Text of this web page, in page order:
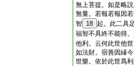
無上菩提。如是略
無量。若報若報因
智 18 起。此二具
福智不具終不能得
他利。云何此世他
如法財。宿善因縁
世樂。依於此世爲